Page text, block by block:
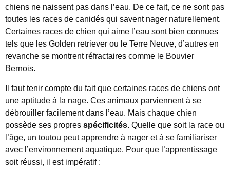
chiens ne naissent pas dans l’eau. De ce fait, ce ne sont pas
toutes les races de canidés qui savent nager naturellement.
Certaines races de chien qui aime l’eau sont bien connues
tels que les Golden retriever ou le Terre Neuve, d’autres en
revanche se montrent réfractaires comme le Bouvier
Bernois.
Il faut tenir compte du fait que certaines races de chiens ont
une aptitude à la nage. Ces animaux parviennent à se
débrouiller facilement dans l’eau. Mais chaque chien
possède ses propres spécificités. Quelle que soit la race ou
l’âge, un toutou peut apprendre à nager et à se familiariser
avec l’environnement aquatique. Pour que l’apprentissage
soit réussi, il est impératif :